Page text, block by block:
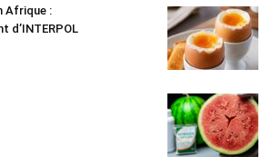
Afrique :
d’INTERPOL